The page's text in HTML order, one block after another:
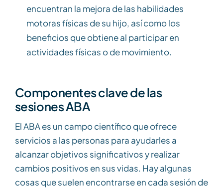
encuentran la mejora de las habilidades
motoras físicas de su hijo, así como los
beneficios que obtiene al participar en
actividades físicas o de movimiento.
Componentes clave de las
sesiones ABA
El ABA es un campo científico que ofrece
servicios a las personas para ayudarles a
alcanzar objetivos significativos y realizar
cambios positivos en sus vidas. Hay algunas
cosas que suelen encontrarse en cada sesión de